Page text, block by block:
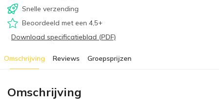
Snelle verzending
Beoordeeld met een 4,5+
Download specificatieblad (PDF)
Omschrijving Reviews Groepsprijzen
Omschrijving